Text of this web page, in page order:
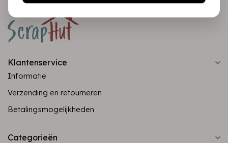
Klantenservice
Informatie
Verzending en retourneren
Betalingsmogelijkheden
Categorieën